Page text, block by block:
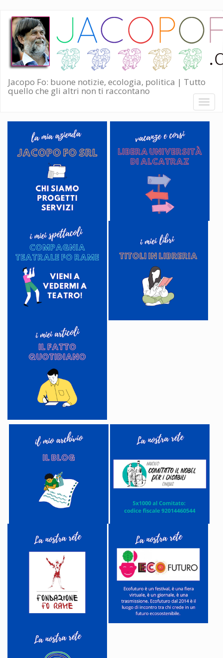
Salta
contenuto
principale
Jacopo Fo: buone notizie, ecologia, politica | Tutto
quello che gli altri non ti raccontano
Toggle